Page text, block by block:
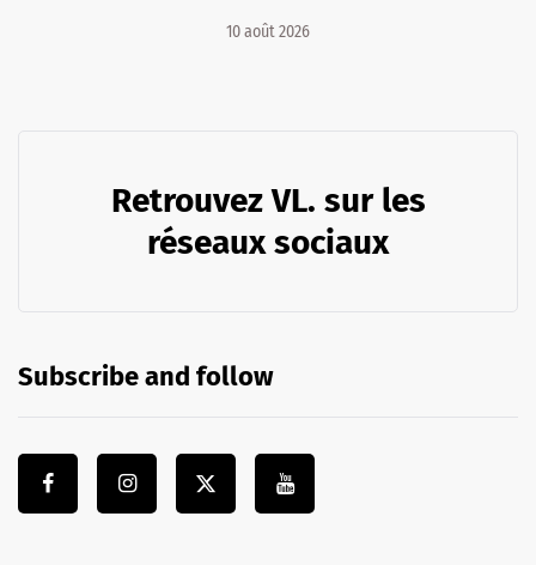
10 août 2026
Retrouvez VL. sur les
réseaux sociaux
Subscribe and follow